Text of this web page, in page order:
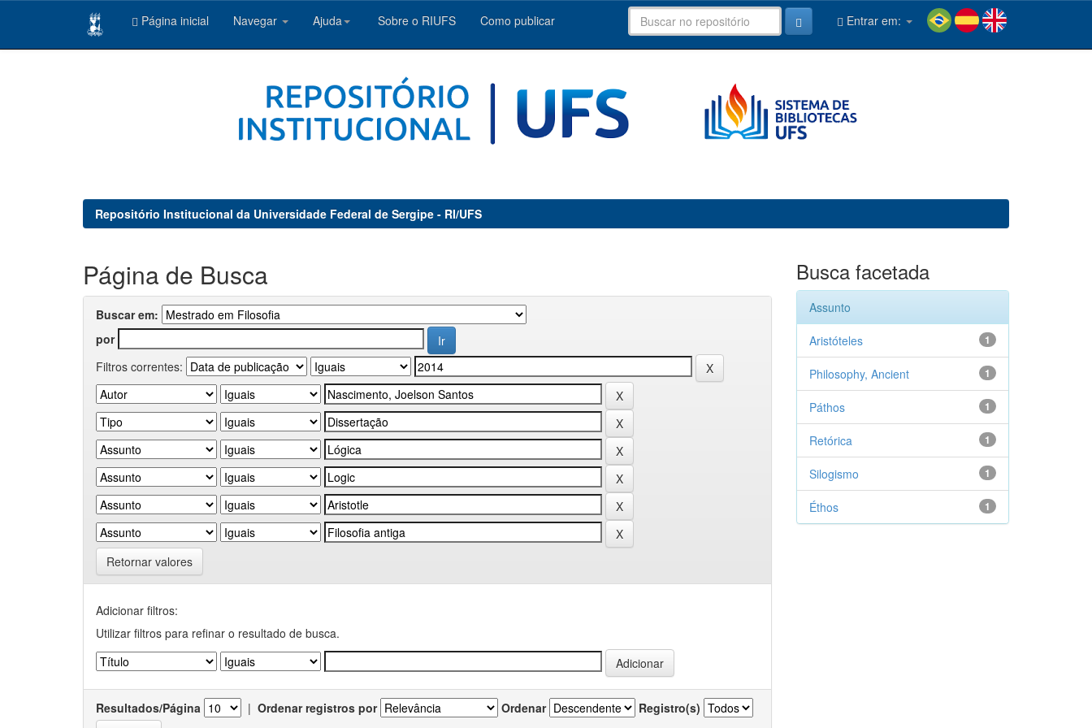
Página inicial Navegar Ajuda Sobre o RIUFS Como publicar Entrar em:
Repositório Institucional da Universidade Federal de Sergipe - RI/UFS
Página de Busca
Buscar em:
por
Filtros correntes:
Retornar valores
Adicionar filtros:
Utilizar filtros para refinar o resultado de busca.
Resultados/Página | Ordenar registros por Ordenar Registro(s)
Busca facetada
Assunto
1
Aristóteles
1
Philosophy, Ancient
1
Páthos
1
Retórica
1
Silogismo
1
Éthos